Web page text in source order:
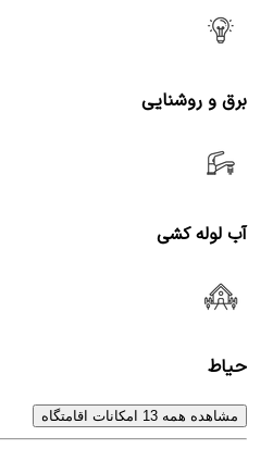
برق و روشنایی
آب لوله کشی
حیاط
مشاهده همه 13 امکانات اقامتگاه